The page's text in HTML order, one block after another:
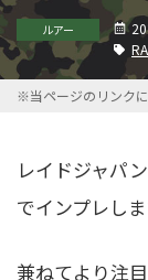
ルアー
※当ページのリンクに
レイドジャパ
でインプレしま
兼ねてより注